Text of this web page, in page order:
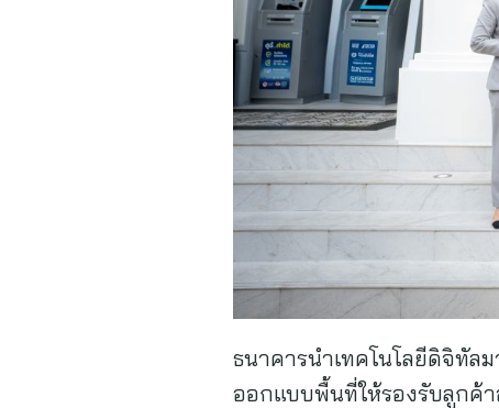
ธนาคารนำเทคโนโลยีดิจิทัล
ออกแบบพื้นที่ให้รองรับลูกค้า